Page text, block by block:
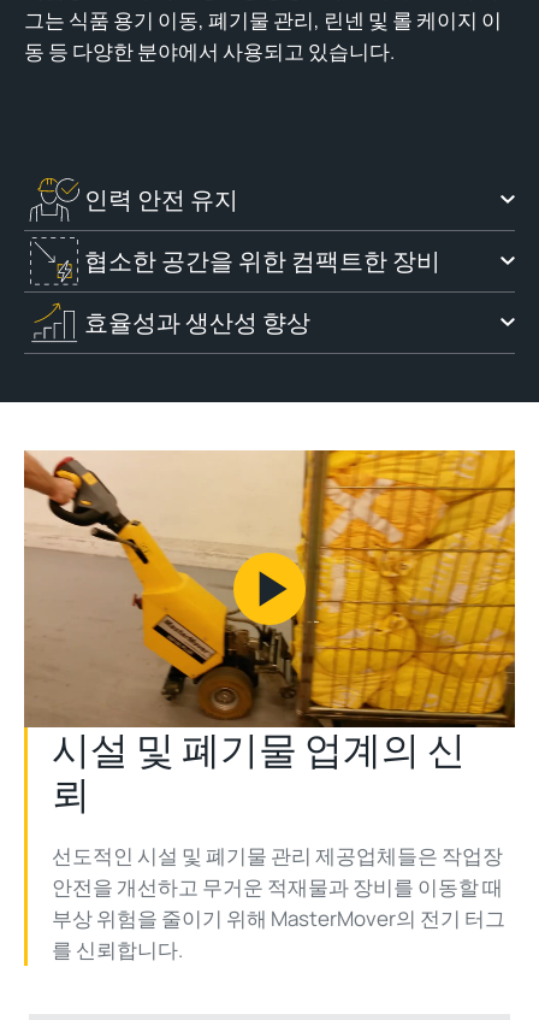
그는 식품 용기 이동, 폐기물 관리, 린넨 및 롤 케이지 이
동 등 다양한 분야에서 사용되고 있습니다.
인력 안전 유지
협소한 공간을 위한 컴팩트한 장비
효율성과 생산성 향상
Play
Video
시설 및 폐기물 업계의 신
뢰
선도적인 시설 및 폐기물 관리 제공업체들은 작업장
안전을 개선하고 무거운 적재물과 장비를 이동할 때
부상 위험을 줄이기 위해 MasterMover의 전기 터그
를 신뢰합니다.